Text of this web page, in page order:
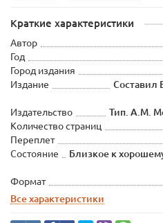
Краткие характеристики
Автор
Год
Город издания
Издание
Составил
Издательство
Тип. А.М.
Количество страниц
Переплет
Состояние
Близкое к
Формат
Все характеристики